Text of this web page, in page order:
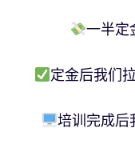
一半定
定金后我们
培训完成后